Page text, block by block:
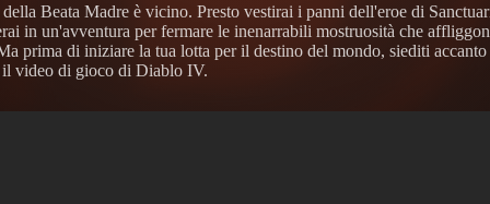
Beata Madre è vicino. Presto vestirai i panni dell'eroe di
in un'avventura per fermare le inenarrabili mostruosità che
prima di iniziare la tua lotta per il destino del mondo, siediti
il video di gioco di Diablo IV.